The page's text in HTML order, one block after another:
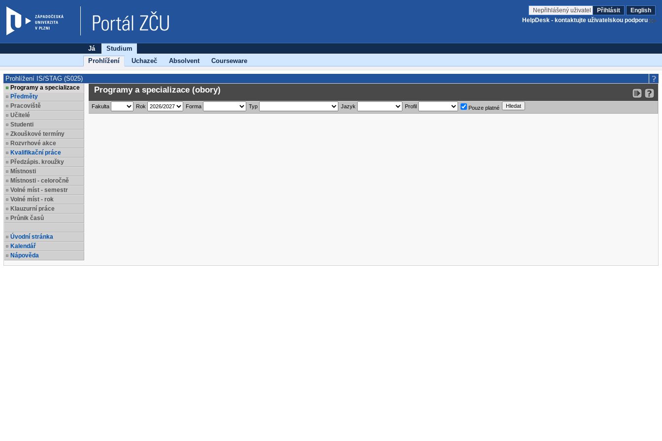
Nepřihlášený uživatel Přihlásit
English
HelpDesk - kontaktujte uživatelskou podporu
Já
Studium
Prohlížení
Uchazeč Absolvent Courseware
Prohlížení IS/STAG (S025)
Programy a specializace
Předměty
Pracoviště
Učitelé
Studenti
Zkouškové termíny
Rozvrhové akce
Kvalifikační práce
Předzápis. kroužky
Místnosti
Místnosti - celoročně
Volné míst - semestr
Volné míst - rok
Klauzurní práce
Průnik časů
Úvodní stránka
Kalendář
Nápověda
Programy a specializace (obory)
Fakulta Rok Forma Typ Jazyk Profil Pouze platné